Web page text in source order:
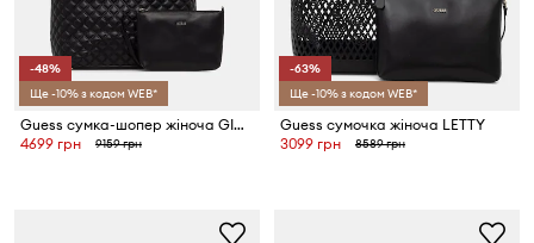
-48%
Ще -10% з кодом WEB*
Guess сумка-шопер жіноча GIULLY
4699 грн
9159 грн
-63%
Ще -10% з кодом WEB*
Guess сумочка жіноча LETTY
3099 грн
8589 грн